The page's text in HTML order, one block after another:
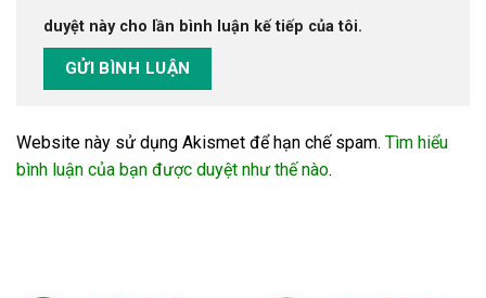
duyệt này cho lần bình luận kế tiếp của tôi.
Website này sử dụng Akismet để hạn chế spam. Tìm hiểu
bình luận của bạn được duyệt như thế nào.